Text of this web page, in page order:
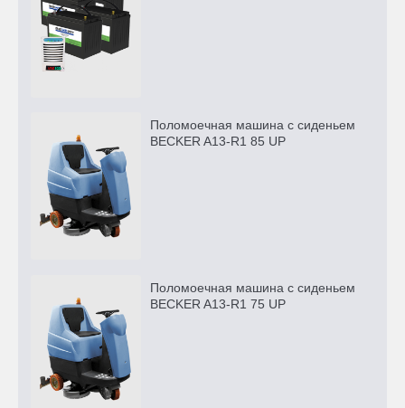
Поломоечная машина с сиденьем
BECKER A13-R1 85 UP
Поломоечная машина с сиденьем
BECKER A13-R1 75 UP